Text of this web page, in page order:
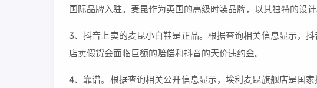
国际品牌入驻。麦昆作为英国的高级时装品牌，以其独特的设
3、抖音上卖的麦昆小白鞋是正品。根据查询相关信息显示，
店卖假货会面临巨额的赔偿和抖音的天价违约金。
4、靠谱。根据查询相关公开信息显示，埃利麦昆旗舰店是国